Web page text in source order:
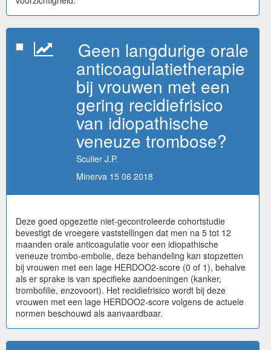
Geen langdurige orale
anticoagulatietherapie
bij vrouwen met een
gering recidiefrisico
van idiopathische
veneuze trombose?
Sculier J.P.
Minerva 15 06 2018
Deze goed opgezette niet-gecontroleerde cohortstudie
bevestigt de vroegere vaststellingen dat men na 5 tot 12
maanden orale anticoagulatie voor een idiopathische
veneuze trombo-embolie, deze behandeling kan stopzetten
bij vrouwen met een lage HERDOO2-score (0 of 1), behalve
als er sprake is van specifieke aandoeningen (kanker,
trombofilie, enzovoort). Het recidiefrisico wordt bij deze
vrouwen met een lage HERDOO2-score volgens de actuele
normen beschouwd als aanvaardbaar.